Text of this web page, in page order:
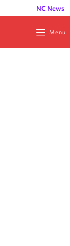
NC News
Menu